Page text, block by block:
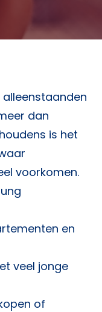
dan
is het
voorkomen.
en
veel jonge
of